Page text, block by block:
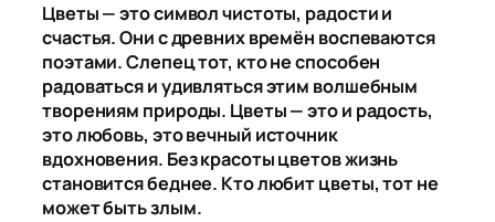
Цветы — это символ чистоты, радости и
счастья. Они с древних времён воспеваются
поэтами. Слепец тот, кто не способен
радоваться и удивляться этим волшебным
творениям природы. Цветы — это и радость,
это любовь, это вечный источник
вдохновения. Без красоты цветов жизнь
становится беднее. Кто любит цветы, тот не
может быть злым.